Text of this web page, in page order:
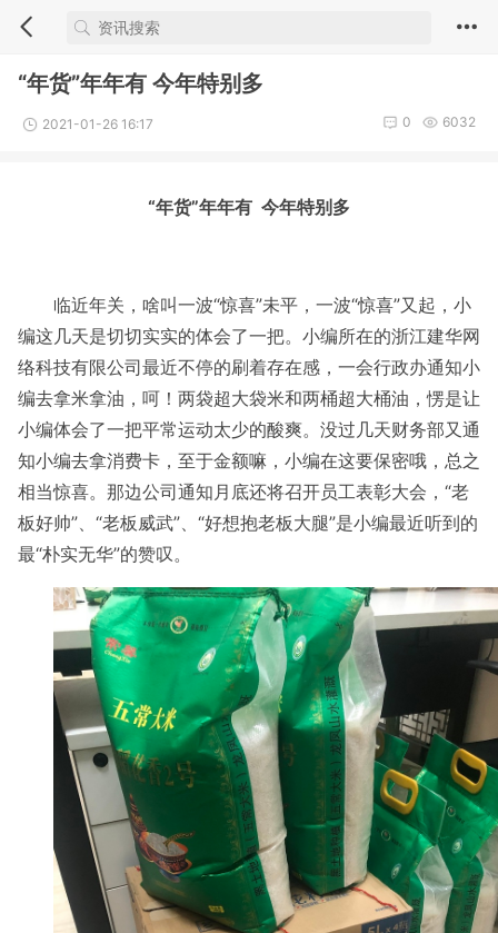
“年货”年年有 今年特别多
2021-01-26 16:17 6032
0
“年货”年年有 今年特别多
临近年关，啥叫一波“惊喜”未平，一波“惊喜”又起，小
编这几天是切切实实的体会了一把。小编所在的浙江建华网
络科技有限公司最近不停的刷着存在感，一会行政办通知小
编去拿米拿油，呵！两袋超大袋米和两桶超大桶油，愣是让
小编体会了一把平常运动太少的酸爽。没过几天财务部又通
知小编去拿消费卡，至于金额嘛，小编在这要保密哦，总之
相当惊喜。那边公司通知月底还将召开员工表彰大会，“老
板好帅”、“老板威武”、“好想抱老板大腿”是小编最近听到的
最“朴实无华”的赞叹。